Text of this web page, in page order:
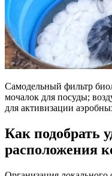
Самодельный фильтр
мочалок для посуды;
для активизации
Как подобрать
расположения